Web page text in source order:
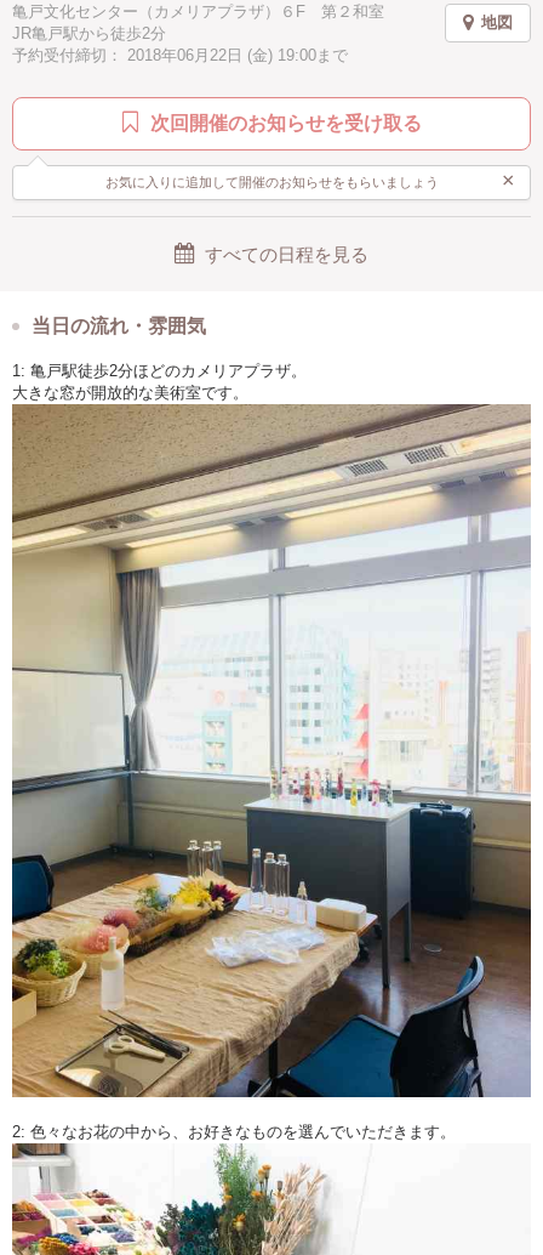
亀戸文化センター（カメリアプラザ）６F 第２和室
JR亀戸駅から徒歩2分
予約受付締切： 2018年06月22日 (金) 19:00まで
地図
次回開催のお知らせを受け取る
お気に入りに追加して開催のお知らせをもらいましょう ×
すべての日程を見る
当日の流れ・雰囲気
1: 亀戸駅徒歩2分ほどのカメリアプラザ。
大きな窓が開放的な美術室です。
2: 色々なお花の中から、お好きなものを選んでいただきます。